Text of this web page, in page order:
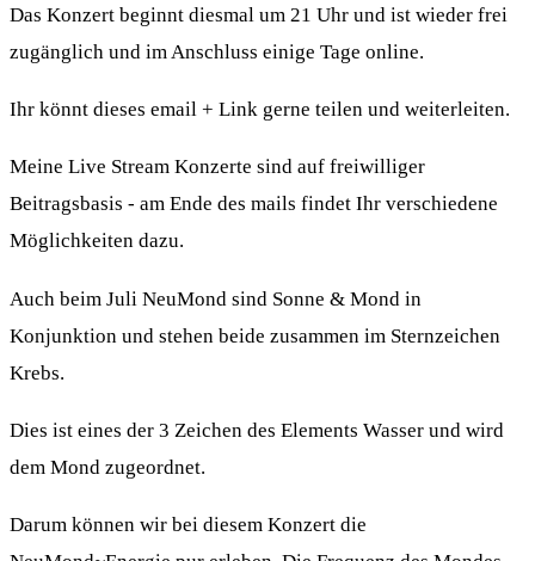
Das Konzert beginnt diesmal um 21 Uhr und ist wieder frei
zugänglich und im Anschluss einige Tage online.
Ihr könnt dieses email + Link gerne teilen und weiterleiten.
Meine Live Stream Konzerte sind auf freiwilliger
Beitragsbasis - am Ende des mails findet Ihr verschiedene
Möglichkeiten dazu.
Auch beim Juli NeuMond sind Sonne & Mond in
Konjunktion und stehen beide zusammen im Sternzeichen
Krebs.
Dies ist eines der 3 Zeichen des Elements Wasser und wird
dem Mond zugeordnet.
Darum können wir bei diesem Konzert die